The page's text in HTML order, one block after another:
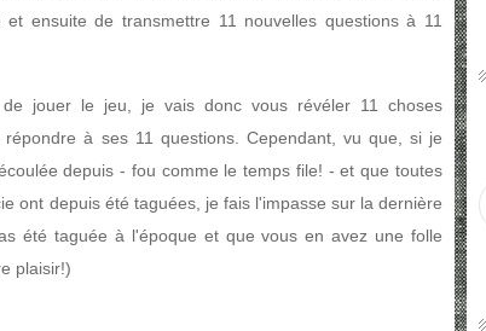
ensuite de transmettre 11 nouvelles questions à 11
jouer le jeu, je vais donc vous révéler 11 choses
à ses 11 questions. Cependant, vu que, si je
depuis - fou comme le temps file! - et que toutes
ont depuis été taguées, je fais l'impasse sur la dernière
été taguée à l'époque et que vous en avez une folle
plaisir!)